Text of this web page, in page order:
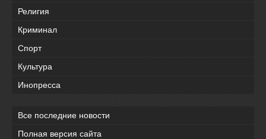
Религия
Криминал
Спорт
Культура
Инопресса
Все последние новости
Полная версия сайта